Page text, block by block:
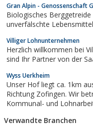
Gran Alpin - Genossenschaft
Biologisches
unverfälschte
Villiger Lohnunternehmen
Herzlich willkommen bei
sind Ihr Partner von der
Wyss Uerkheim
Unser Hof liegt ca. 1km
Richtung Zofingen. Wir
Kommunal- und
Verwandte Branchen